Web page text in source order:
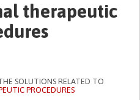
therapeutic
SOLUTIONS RELATED TO
PROCEDURES